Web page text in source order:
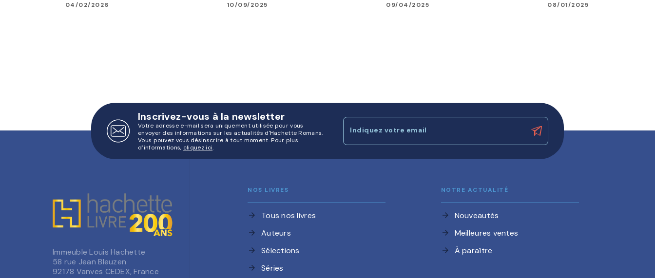
04/02/2026 10/09/2025 09/04/2025 08/01/2025
Inscrivez-vous à la newsletter
Votre adresse e-mail sera uniquement utilisée pour vous
envoyer des informations sur les actualités d'Hachette Romans.
Vous pouvez vous désinscrire à tout moment. Pour plus
d’informations, cliquez ici.
Indiquez votre email
Immeuble Louis Hachette
58 rue Jean Bleuzen
92178 Vanves CEDEX, France
NOS LIVRES
arrow_forward Tous nos livres
arrow_forward Auteurs
arrow_forward Sélections
arrow_forward Séries
NOTRE ACTUALITÉ
arrow_forward Nouveautés
arrow_forward Meilleures ventes
arrow_forward À paraître